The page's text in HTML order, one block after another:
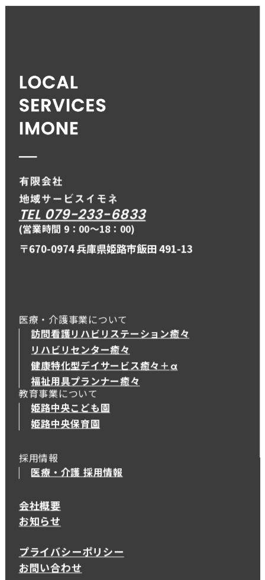
TEL 079-233-6833
(営業時間 9：00〜18：00)
〒670-0974 兵庫県姫路市飯田 491-13
医療・介護事業について
訪問看護リハビリステーション癒々
リハビリセンター癒々
健康特化型デイサービス癒々＋ α
健康特化型デイサービス癒々＋
福祉用具プランナー癒々
教育事業について
姫路中央こども園
姫路中央保育園
採用情報
医療・介護 採用情報
会社概要
お知らせ
プライバシーポリシー
お問い合わせ